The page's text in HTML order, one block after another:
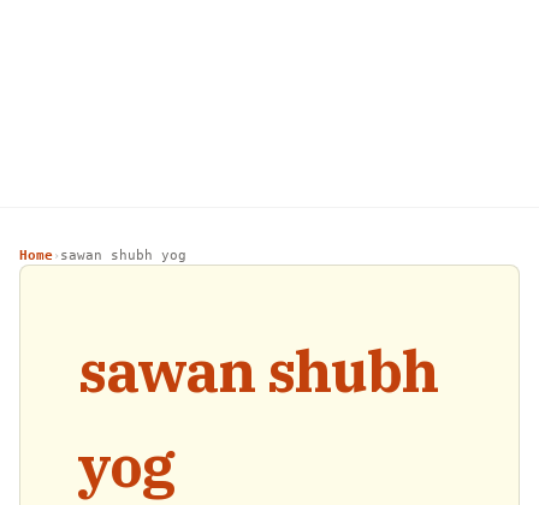
Home› sawan shubh yog
sawan shubh
yog